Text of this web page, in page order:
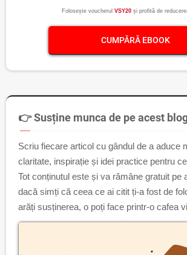
Folosește voucherul VSY20 și profită de
CUMPĂRĂ EBOOK
👉 Susține munca de pe acest
Scriu fiecare articol cu gândul de a aduce
claritate, inspirație și idei practice pentru
Tot conținutul este și va rămâne gratuit pe
dacă simți că ceea ce ai citit ți-a fost de
arăți susținerea, o poți face printr-o cafea